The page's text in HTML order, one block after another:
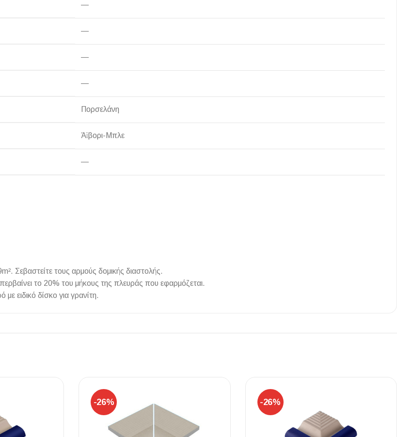
ΠΟΙΟΤΗΤΑ
—
—
—
—
Πορσελάνη
Άϊβορι-Μπλε
—
Σεβαστείτε τους αρμούς δομικής διαστολής.
το 20% του μήκους της πλευράς που εφαρμόζεται.
ειδικό δίσκο για γρανίτη.
-26% -26%